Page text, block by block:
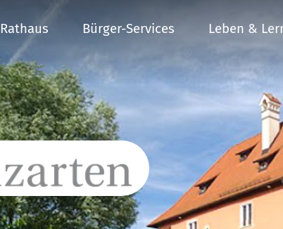
Rathaus Bürger-Services Leben &